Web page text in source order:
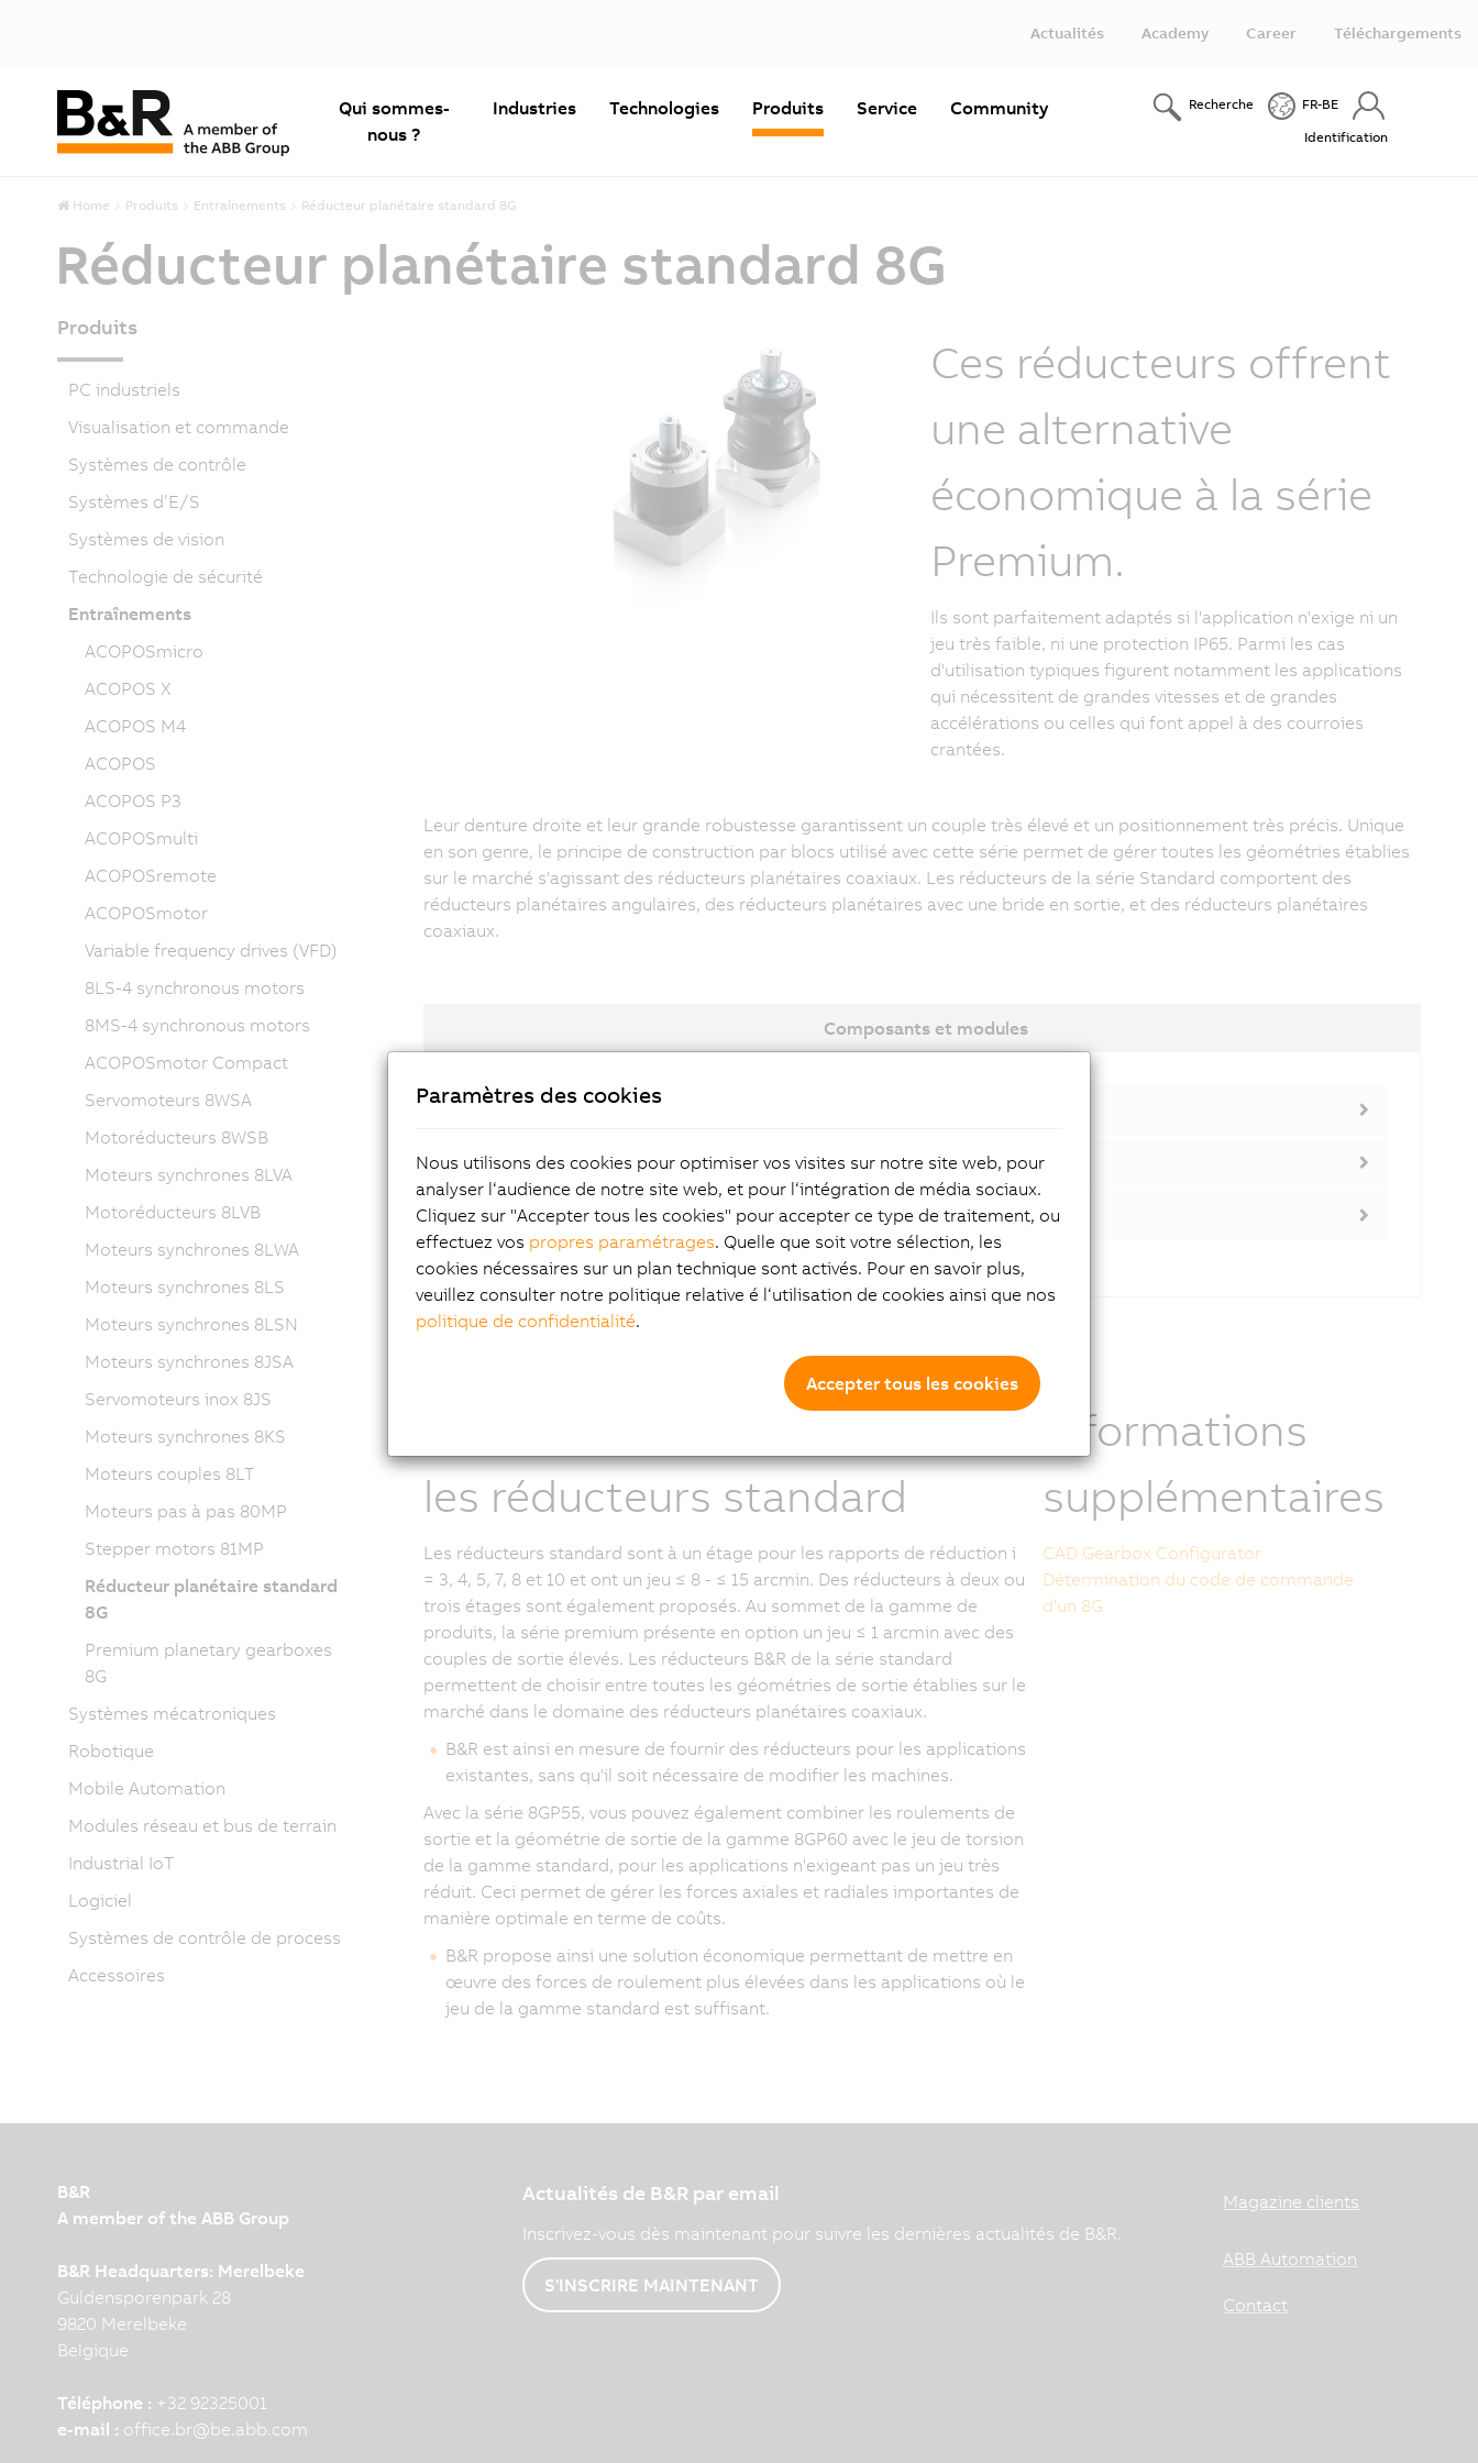
Actualités Academy Career Téléchargements
Qui sommes-
nous ?
Industries Technologies Produits Service Community Recherche FR-BE
Identification
Home Produits Entraînements Réducteur planétaire standard 8G
Réducteur planétaire standard 8G
Ces réducteurs offrent
une alternative
économique à la série
Premium.
Ils sont parfaitement adaptés si l'application n'exige ni un
jeu très faible, ni une protection IP65. Parmi les cas
d'utilisation typiques figurent notamment les applications
qui nécessitent de grandes vitesses et de grandes
accélérations ou celles qui font appel à des courroies
crantées.
Leur denture droite et leur grande robustesse garantissent un couple très élevé et un positionnement très précis. Unique
en son genre, le principe de construction par blocs utilisé avec cette série permet de gérer toutes les géométries établies
sur le marché s'agissant des réducteurs planétaires coaxiaux. Les réducteurs de la série Standard comportent des
réducteurs planétaires angulaires, des réducteurs planétaires avec une bride en sortie, et des réducteurs planétaires
coaxiaux.
Composants et modules
Réducteurs planétaires avec bride en sortie : 8GF
Réducteurs planétaires angulaires 8GA
Construction par blocs pour
les réducteurs standard
Les réducteurs standard sont à un étage pour les rapports de réduction i
= 3, 4, 5, 7, 8 et 10 et ont un jeu ≤ 8 - ≤ 15 arcmin. Des réducteurs à deux ou
trois étages sont également proposés. Au sommet de la gamme de
produits, la série premium présente en option un jeu ≤ 1 arcmin avec des
couples de sortie élevés. Les réducteurs B&R de la série standard
permettent de choisir entre toutes les géométries de sortie établies sur le
marché dans le domaine des réducteurs planétaires coaxiaux.
B&R est ainsi en mesure de fournir des réducteurs pour les applications
existantes, sans qu'il soit nécessaire de modifier les machines.
Avec la série 8GP55, vous pouvez également combiner les roulements de
sortie et la géométrie de sortie de la gamme 8GP60 avec le jeu de torsion
de la gamme standard, pour les applications n'exigeant pas un jeu très
réduit. Ceci permet de gérer les forces axiales et radiales importantes de
manière optimale en terme de coûts.
B&R propose ainsi une solution économique permettant de mettre en
œuvre des forces de roulement plus élevées dans les applications où le
jeu de la gamme standard est suffisant.
Informations
supplémentaires
CAD Gearbox Configurator
Détermination du code de commande
d'un 8G
Produits
PC industriels
Visualisation et commande
Systèmes de contrôle
Systèmes d’E/S
Systèmes de vision
Technologie de sécurité
Entraînements
ACOPOSmicro
ACOPOS X
ACOPOS M4
ACOPOS
ACOPOS P3
ACOPOSmulti
ACOPOSremote
ACOPOSmotor
Variable frequency drives (VFD)
8LS-4 synchronous motors
8MS-4 synchronous motors
ACOPOSmotor Compact
Servomoteurs 8WSA
Motoréducteurs 8WSB
Moteurs synchrones 8LVA
Motoréducteurs 8LVB
Moteurs synchrones 8LWA
Moteurs synchrones 8LS
Moteurs synchrones 8LSN
Moteurs synchrones 8JSA
Servomoteurs inox 8JS
Moteurs synchrones 8KS
Moteurs couples 8LT
Moteurs pas à pas 80MP
Stepper motors 81MP
Réducteur planétaire standard
8G
Premium planetary gearboxes
8G
Systèmes mécatroniques
Robotique
Mobile Automation
Modules réseau et bus de terrain
Industrial IoT
Logiciel
Systèmes de contrôle de process
Accessoires
B&R
A member of the ABB Group
B&R Headquarters: Merelbeke
Guldensporenpark 28
9820 Merelbeke
Belgique
Téléphone : +32 92325001
e-mail : office.br@be.abb.com
Actualités de B&R par email
Inscrivez-vous dès maintenant pour suivre les dernières actualités de B&R.
S'INSCRIRE MAINTENANT
Magazine clients
ABB Automation
Contact
Paramètres des cookies
Nous utilisons des cookies pour optimiser vos visites sur notre site web, pour
analyser l‘audience de notre site web, et pour l‘intégration de média sociaux.
Cliquez sur "Accepter tous les cookies" pour accepter ce type de traitement, ou
effectuez vos propres paramétrages. Quelle que soit votre sélection, les
cookies nécessaires sur un plan technique sont activés. Pour en savoir plus,
veuillez consulter notre politique relative é l‘utilisation de cookies ainsi que nos
politique de confidentialité.
Accepter tous les cookies